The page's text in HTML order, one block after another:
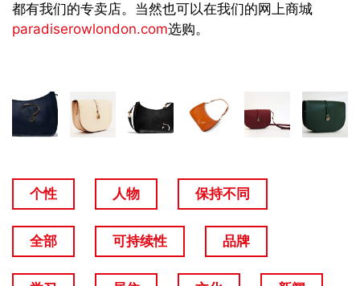
都有我们的专卖店。当然也可以在我们的网上商城
paradiserowlondon.com选购。
个性 人物 保持不同
全部 可持续性 品牌